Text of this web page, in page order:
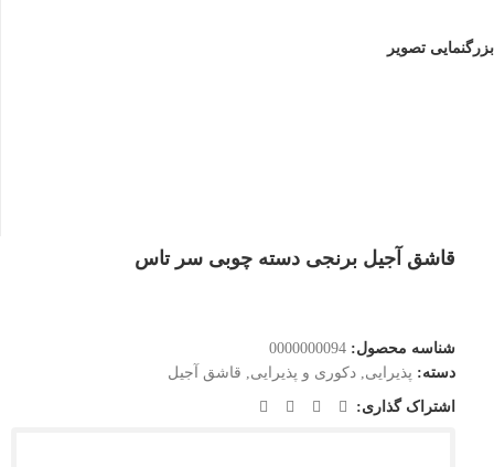
بزرگنمایی تصویر
قاشق آجیل برنجی دسته چوبی سر تاس
شناسه محصول: 0000000094
دسته: پذیرایی دکوری و پذیرایی قاشق آجیل
اشتراک گذاری: